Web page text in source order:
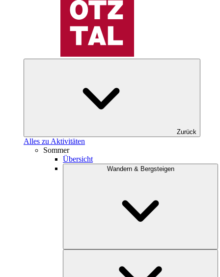
Zurück
Alles zu Aktivitäten
Sommer
Übersicht
Wandern & Bergsteigen